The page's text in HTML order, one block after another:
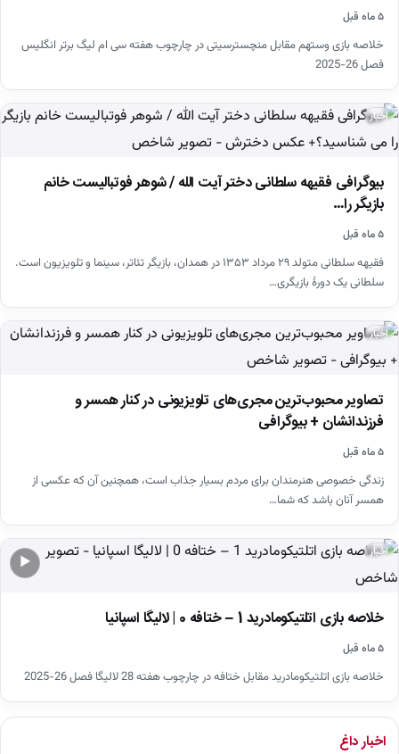
۵ ماه قبل
خلاصه بازی وستهم مقابل منچسترسیتی در چارچوب هفته سی ام لیگ برتر انگلیس
فصل 26-2025
اخبار
بیوگرافی فقیهه سلطانی دختر آیت الله / شوهر فوتبالیست خانم
بازیگر را…
۵ ماه قبل
فقیهه سلطانی متولد ۲۹ مرداد ۱۳۵۳ در همدان، بازیگر تئاتر، سینما و تلویزیون است.
سلطانی یک دورهٔ بازیگری…
اخبار
تصاویر محبوب‌ترین مجری‌های تلویزیونی در کنار همسر و
فرزندانشان + بیوگرافی
۵ ماه قبل
زندگی خصوصی هنرمندان برای مردم بسیار جذاب است، همچنین آن که عکسی از
همسر آنان باشد که شما…
▶
اخبار
خلاصه بازی اتلتیکومادرید 1 – ختافه 0 | لالیگا اسپانیا
۵ ماه قبل
خلاصه بازی اتلتیکومادرید مقابل ختافه در چارچوب هفته 28 لالیگا فصل 26-2025
اخبار داغ